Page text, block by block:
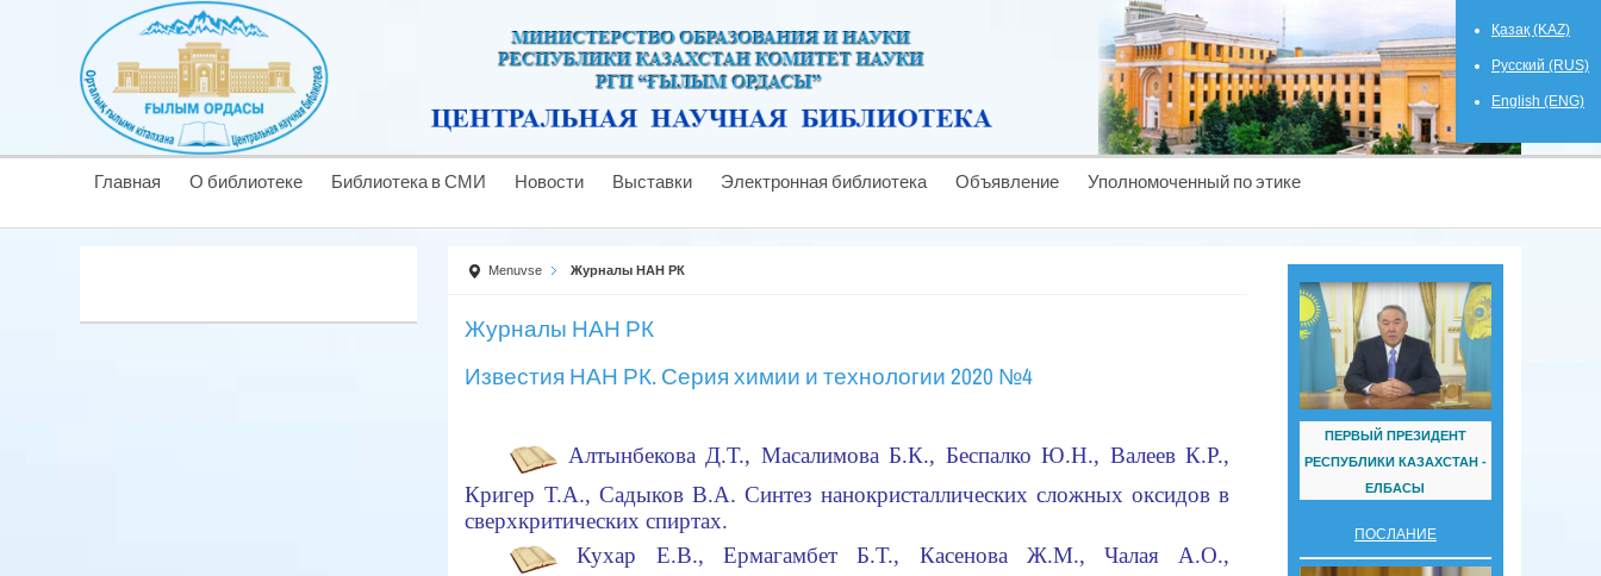
Қазақ (KAZ)
Русский (RUS)
English (ENG)
Главная О библиотеке Библиотека в СМИ Новости Выставки Электронная библиотека Объявление Уполномоченный по этике
Menuvse Журналы НАН РК
Журналы НАН РК
Известия НАН РК. Серия химии и технологии 2020 №4
Алтынбекова Д.Т., Масалимова Б.К., Беспалко Ю.Н., Валеев К.Р.,
Кригер Т.А., Садыков В.А. Синтез нанокристаллических сложных оксидов в
сверхкритических спиртах.
Кухар Е.В., Ермагамбет Б.Т., Касенова Ж.М., Чалая А.О.,
ПЕРВЫЙ ПРЕЗИДЕНТ
РЕСПУБЛИКИ КАЗАХСТАН -
ЕЛБАСЫ
ПОСЛАНИЕ